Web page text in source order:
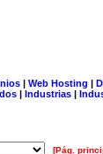
| Web Hosting |
| Industrias |
[Pág.